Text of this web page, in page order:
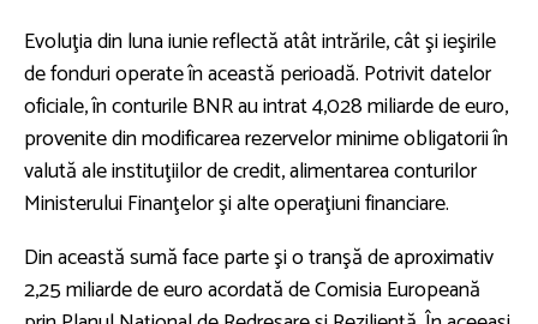
Evoluţia din luna iunie reflectă atât intrările, cât şi ieşirile
de fonduri operate în această perioadă. Potrivit datelor
oficiale, în conturile BNR au intrat 4,028 miliarde de euro,
provenite din modificarea rezervelor minime obligatorii în
valută ale instituţiilor de credit, alimentarea conturilor
Ministerului Finanţelor şi alte operaţiuni financiare.
Din această sumă face parte şi o tranşă de aproximativ
2,25 miliarde de euro acordată de Comisia Europeană